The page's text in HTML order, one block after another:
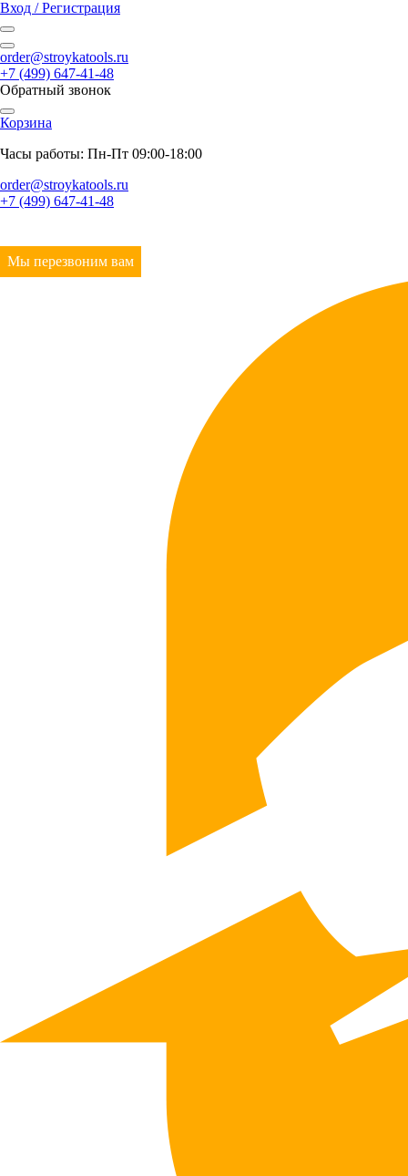
Вход / Регистрация
order@stroykatools.ru
+7 (499) 647-41-48
Обратный звонок
Корзина
Часы работы: Пн-Пт 09:00-18:00
order@stroykatools.ru
+7 (499) 647-41-48
Мы перезвоним вам